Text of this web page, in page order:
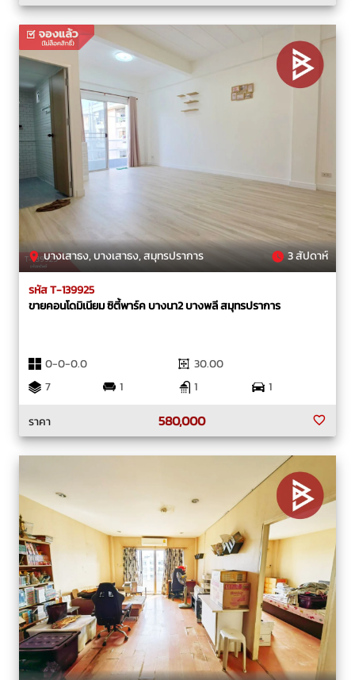
บางเสาธง, บางเสาธง, สมุทรปราการ 3 สัปดาห์
รหัส T-139925
ขายคอนโดมิเนียม ซิตี้พาร์ค บางนา2 บางพลี สมุทรปราการ
0-0-0.0
30.00
7
1 1
1
ราคา
580,000